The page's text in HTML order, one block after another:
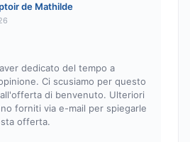
de Mathilde
dedicato del tempo a
Ci scusiamo per questo
di benvenuto. Ulteriori
forniti via e-mail per spiegarle
offerta.